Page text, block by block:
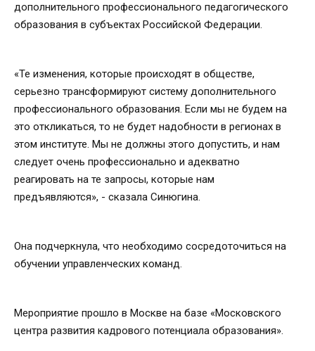
дополнительного профессионального педагогического
образования в субъектах Российской Федерации.
«Те изменения, которые происходят в обществе,
серьезно трансформируют систему дополнительного
профессионального образования. Если мы не будем на
это откликаться, то не будет надобности в регионах в
этом институте. Мы не должны этого допустить, и нам
следует очень профессионально и адекватно
реагировать на те запросы, которые нам
предъявляются», - сказала Синюгина.
Она подчеркнула, что необходимо сосредоточиться на
обучении управленческих команд.
Мероприятие прошло в Москве на базе «Московского
центра развития кадрового потенциала образования».